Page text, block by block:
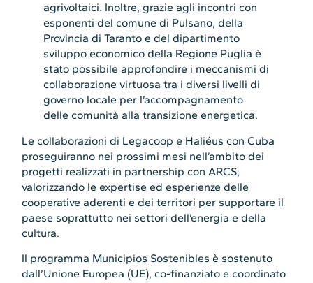
agrivoltaici. Inoltre, grazie agli incontri con
esponenti del comune di Pulsano, della
Provincia di Taranto e del dipartimento
sviluppo economico della Regione Puglia è
stato possibile approfondire i meccanismi di
collaborazione virtuosa tra i diversi livelli di
governo locale per l’accompagnamento
delle comunità alla transizione energetica.
Le collaborazioni di Legacoop e Haliéus con Cuba
proseguiranno nei prossimi mesi nell’ambito dei
progetti realizzati in partnership con ARCS,
valorizzando le expertise ed esperienze delle
cooperative aderenti e dei territori per supportare il
paese soprattutto nei settori dell’energia e della
cultura.
Il programma Municipios Sostenibles è sostenuto
dall’Unione Europea (UE), co-finanziato e coordinato